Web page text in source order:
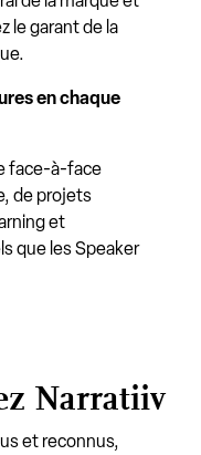
le garant de la
en chaque
face-à-face
de projets
et
que les Speaker
Narratiiv
et reconnus,